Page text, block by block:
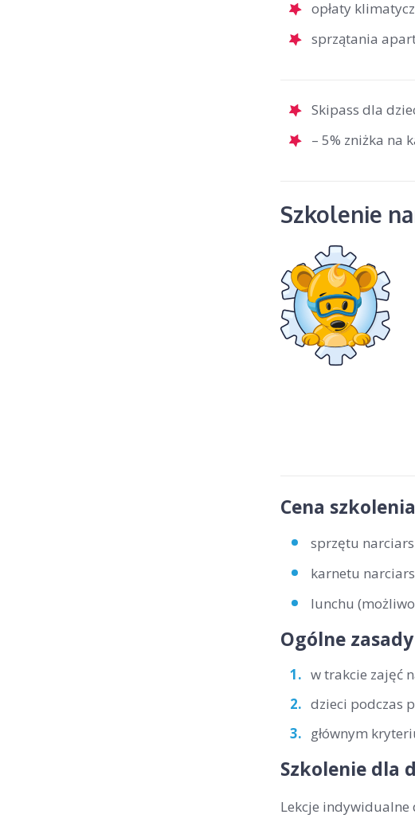
opłaty
sprzątania
Skipass dla
– 5% zniżka na
Szkolenie
Cena
sprzętu
karnetu
lunchu
Ogólne
w trakcie zajęć
dzieci podczas
głównym
Szkolenie dla
Lekcje indywidualne